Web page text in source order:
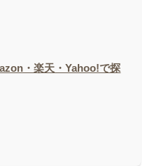
・楽天・Yahoo!で探